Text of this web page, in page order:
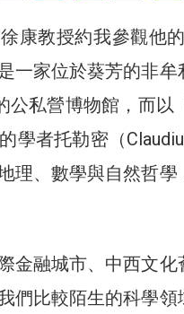
康教授約我參觀他
一家位於葵芳的非
公私營博物館，而
學者托勒密（
理、數學與自然哲
金融城市、中西文
們比較陌生的科學